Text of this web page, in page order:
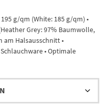
g/qm (White: 185 g/qm) •
Grey: 97% Baumwolle,
am Halsausschnitt •
• Optimale